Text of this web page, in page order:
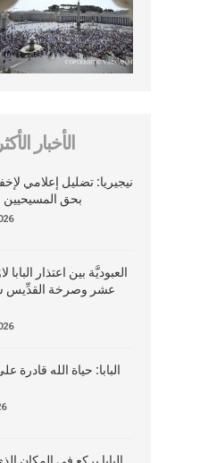
الأخبار
نيجيريا: تضليل إعلامي
بحق المسيحيين
العبوديَّة بين اعتذار البابا
عشر وصرخة القدِّيس
البابا: حياة الله قادرة